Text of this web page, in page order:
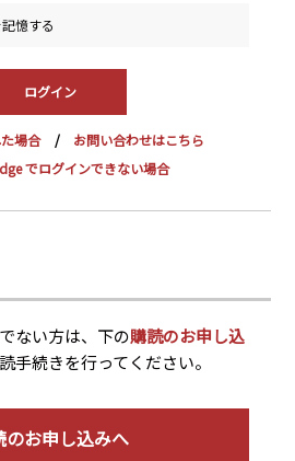
English Website
瑞姆亜太能源諮問(北京)
憶する
場合
お問い合わせはこちら
でログインできない場合
ない方は、下の購読のお申し込
手続きを行ってください。
のお申し込みへ